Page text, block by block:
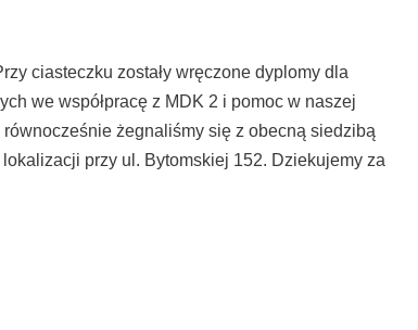
ciasteczku zostały wręczone dyplomy dla
we współpracę z MDK 2 i pomoc w naszej
żegnaliśmy się z obecną siedzibą
przy ul. Bytomskiej 152. Dziekujemy za